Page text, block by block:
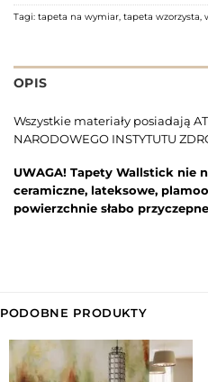
Tagi: tapeta na wymiar, tapeta wzorzysta,
OPIS
Wszystkie materiały posiadają
NARODOWEGO INSTYTUTU
UWAGA! Tapety Wallstick nie
ceramiczne, lateksowe,
powierzchnie słabo
PODOBNE PRODUKTY